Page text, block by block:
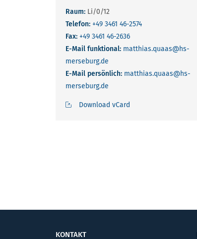
Raum: Li/0/12
Telefon: +49 3461 46-2574
Fax: +49 3461 46-2636
E-Mail funktional: matthias.quaas@hs-
merseburg.de
E-Mail persönlich: matthias.quaas@hs-
merseburg.de
Download vCard
KONTAKT